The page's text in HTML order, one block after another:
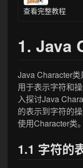
查看完整教程
1. Java
Java Character类
用于表示字符和
入探讨Java
的表示到字符的
使用Character类。
1.1 字符的